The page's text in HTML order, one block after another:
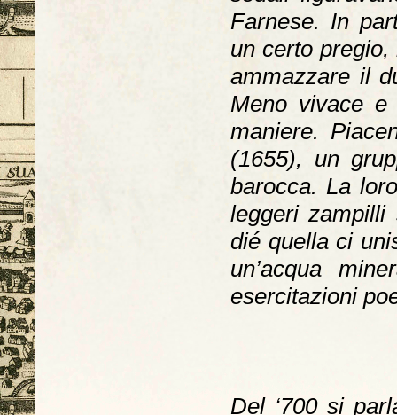
Farnese. In
un certo
ammazzare il
Meno vivace
maniere.
(1655), un
barocca. La
leggeri zampilli
dié quella ci
un’acqua
esercitazioni
Del ‘700 si